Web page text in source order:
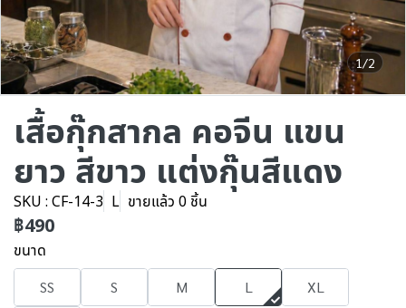
1/2
เสื้อกุ๊กสากล คอจีน แขน
ยาว สีขาว แต่งกุ๊นสีแดง
SKU : CF-14-3 L ขายแล้ว 0 ชิ้น
฿490
ขนาด
SS S M L
XL